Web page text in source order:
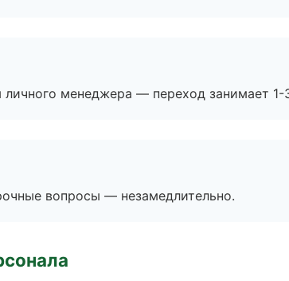
менеджера — переход занимает 1-
вопросы — незамедлительно.